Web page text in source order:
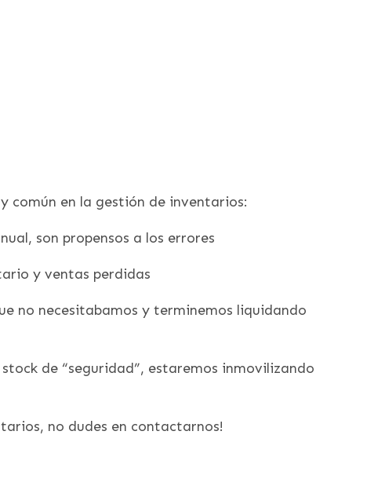
común en la gestión de inventarios:
son propensos a los errores
y ventas perdidas
no necesitabamos y terminemos liquidando
de “seguridad”, estaremos inmovilizando
no dudes en contactarnos!